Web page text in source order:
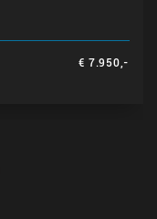
€ 7.950,-